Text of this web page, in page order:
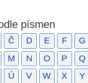
písmen
Č D E F G
M N O P Q
Ú V W X Y